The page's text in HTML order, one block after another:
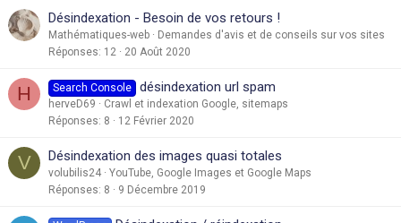
Désindexation - Besoin de vos retours !
Mathématiques-web
Demandes d'avis et de conseils sur vos sites
Réponses 12 20 Août 2020
H Search Console désindexation url spam
herveD69
Crawl et indexation Google, sitemaps
Réponses 8 12 Février 2020
V Désindexation des images quasi totales
volubilis24
YouTube, Google Images et Google Maps
Réponses 8 9 Décembre 2019